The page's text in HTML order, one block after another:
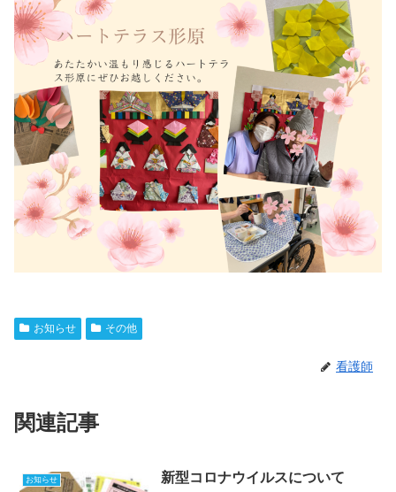
お知らせ その他
看護師
関連記事
お知らせ 新型コロナウイルスについて